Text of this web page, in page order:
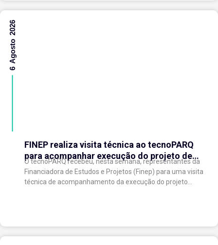
FINEP realiza visita técnica ao tecnoPARQ
para acompanhar execução do projeto de
expansão do Parque Tecnológico
O tecnoPARQ recebeu, nesta semana, representantes da
Financiadora de Estudos e Projetos (Finep) para uma visita
técnica de acompanhamento da execução do projeto
6 Agosto 2026